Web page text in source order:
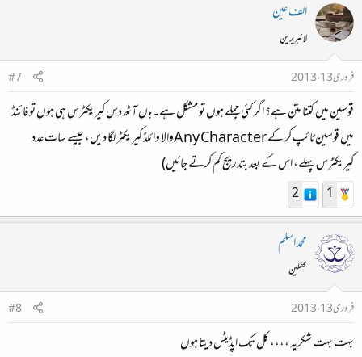
الف عین
لائبریرین
فروری 13، 2013
#7
قوسین میں کتنا متن ہے؟ اگر کئی جملے ہوں تو مشکل ہے۔ ہاں آٹھ دس کیریکٹرس ہی ہوں تو فائنڈ
میں قوسین ٹائپ کر کے Any Characterوالا وائلڈ کیریکٹر لگا دیں، جیسے سات عدد
کیریکٹرس پہلے، اس کے بعد بتدریج کم کرتے جائیں)
1
2
محمد اسلم
محفلین
فروری 13، 2013
#8
بہت بہت شکریہ ،،،، کل تک اپڈیٹس دیتا ہوں